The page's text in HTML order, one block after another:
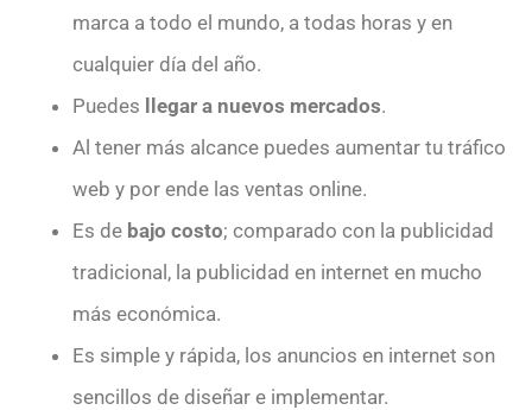
marca a todo el mundo, a todas horas y en
cualquier día del año.
Puedes llegar a nuevos mercados.
Al tener más alcance puedes aumentar tu tráfico
web y por ende las ventas online.
Es de bajo costo; comparado con la publicidad
tradicional, la publicidad en internet en mucho
más económica.
Es simple y rápida, los anuncios en internet son
sencillos de diseñar e implementar.